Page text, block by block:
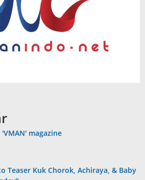
magazine
Teaser Kuk Chorok, Achiraya, & Baby